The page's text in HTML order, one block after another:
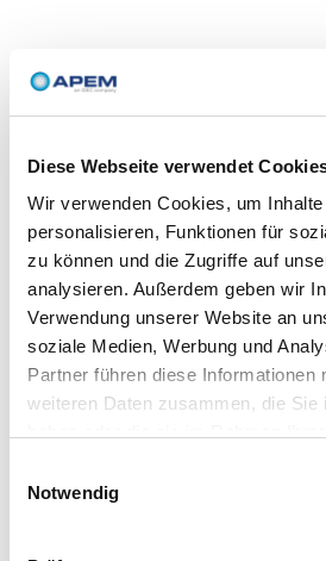
Diese Webseite verwendet
Wir verwenden Cookies, um
personalisieren, Funktionen für
zu können und die Zugriffe auf
analysieren. Außerdem geben wir
Verwendung unserer Website an
soziale Medien, Werbung und
Partner führen diese Informationen
weiteren Daten zusammen, die Sie
Notwendig